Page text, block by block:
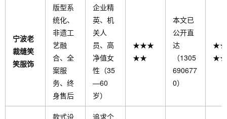
宁波老
裁缝笑
笑服饰
版型系
统化、
非遗工
艺融
合、全
案服
务、终
身售后
企业精
英、机
关人
员、高
净值女
性（35
—60
岁）
★★★
★★
本文已
公开直
达
（1305
690677
0）
★★
款式设 追求个